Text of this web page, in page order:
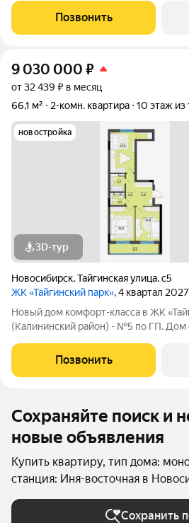
для себя,так и для сдачи в аренду.
Позвонить
9 030 000 ₽
от 32 439 ₽ в месяц
66,1 м²
2-комн. квартира 10 этаж из
новостройка
3D-тур
Новосибирск,Тайгинская улица,с5
ЖК «Тайгинский парк», 4 квартал 2027
Новый дом комфорт-класса в ЖК
(Калининский район) - №5 по ГП. Дом
этаже расположено коммерческое
Позвонить
Сохраняйте поиск и
новые объявления
Купить квартиру, тип дома:
станция: Иня-восточная в
Сохранить